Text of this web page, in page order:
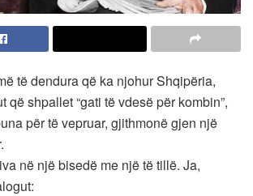
të dendura që ka njohur Shqipëria,
që shpallet “gati të vdesë për kombin”,
për të vepruar, gjithmonë gjen një
në një bisedë me një të tillë. Ja,